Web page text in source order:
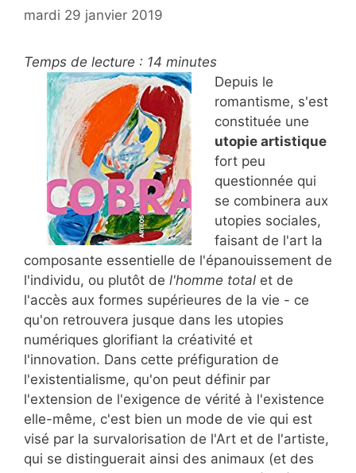
mardi 29 janvier 2019
Temps de lecture : 14 minutes
Depuis le
romantisme, s'est
constituée une
utopie artistique
fort peu
questionnée qui
se combinera aux
utopies sociales,
faisant de l'art la
composante essentielle de l'épanouissement de
l'individu, ou plutôt de l'homme total et de
l'accès aux formes supérieures de la vie - ce
qu'on retrouvera jusque dans les utopies
numériques glorifiant la créativité et
l'innovation. Dans cette préfiguration de
l'existentialisme, qu'on peut définir par
l'extension de l'exigence de vérité à l'existence
elle-même, c'est bien un mode de vie qui est
visé par la survalorisation de l'Art et de l'artiste,
qui se distinguerait ainsi des animaux (et des